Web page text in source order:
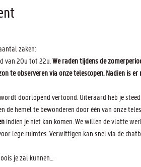
zaken:
van 20u tot 22u. We raden tijdens de
te observeren via onze telescopen. Nadien is
doorlopend vertoond. Uiteraard heb je
de hemel te bewonderen door één van onze
indien je niet kan komen. We willen de vlotte
lege ruimtes. Verwittigen kan snel via de
je zal kunnen…